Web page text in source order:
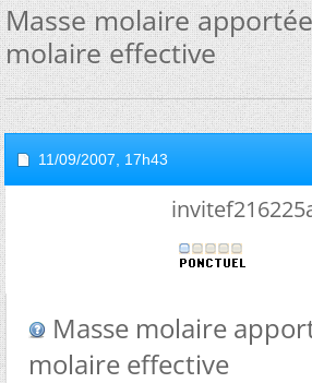
Masse molaire
molaire effective
11/09/2007, 17h43
Masse molaire
molaire effective